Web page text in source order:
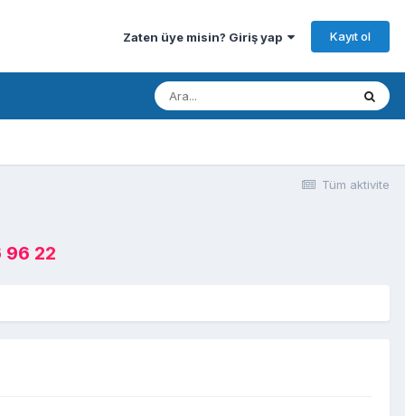
Zaten üye misin? Giriş yap Kayıt ol
Tüm aktivite
96 22